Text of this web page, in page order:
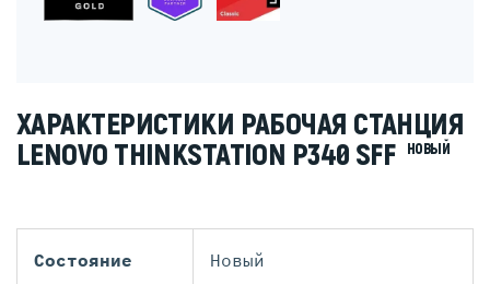
ХАРАКТЕРИСТИКИ РАБОЧАЯ СТАНЦИЯ
LENOVO THINKSTATION P340 SFF
НОВЫЙ
Состояние Новый